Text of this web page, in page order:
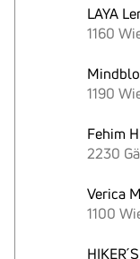
LAYA
1160
1190
Fehim
2230
Verica
1100